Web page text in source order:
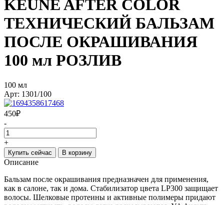
KEUNE AFTER COLOR
ТЕХНИЧЕСКИЙ БАЛЬЗАМ
ПОСЛЕ ОКРАШИВАНИЯ
100 мл РОЗЛИВ
100 мл
Арт: 1301/100
450₽
-
+
Купить сейчас В корзину
Описание
Бальзам после окрашивания предназначен для применения,
как в салоне, так и дома. Стабилизатор цвета LP300 защищает
волосы. Шелковые протеины и активные полимеры придают